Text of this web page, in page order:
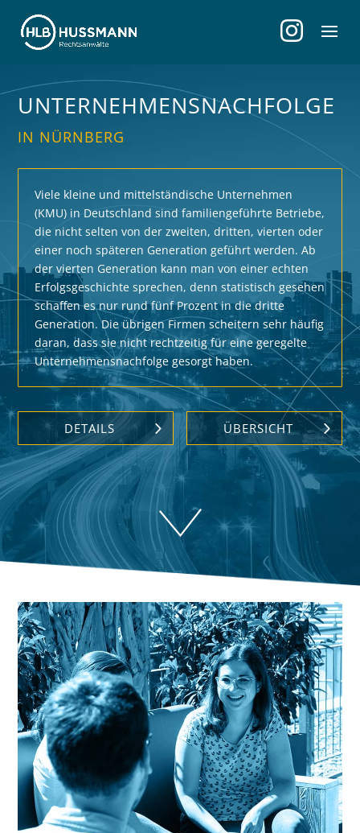
UNTERNEHMENSNACHFOLGE
IN NÜRNBERG
Viele kleine und mittelständische Unternehmen
(KMU) in Deutschland sind familiengeführte Betriebe,
die nicht selten von der zweiten, dritten, vierten oder
einer noch späteren Generation geführt werden. Ab
der vierten Generation kann man von einer echten
Erfolgsgeschichte sprechen, denn statistisch gesehen
schaffen es nur rund fünf Prozent in die dritte
Generation. Die übrigen Firmen scheitern sehr häufig
daran, dass sie nicht rechtzeitig für eine geregelte
Unternehmensnachfolge gesorgt haben.
DETAILS ÜBERSICHT